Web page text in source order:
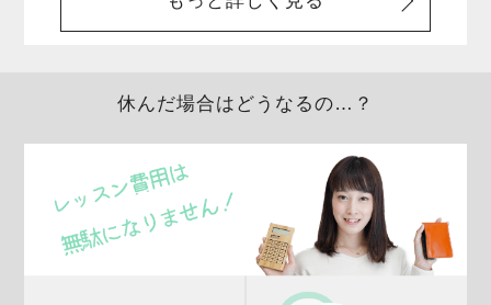
休んだ場合はどうなるの…？